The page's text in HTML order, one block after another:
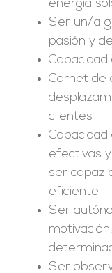
energía
Ser un/a
pasión y
Carnet de
clientes
efectivas
ser capaz
eficiente
Ser
Ser